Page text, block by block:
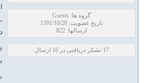
گروه ها: Guests
تاریخ عضویت: 1391/10/20
ارسالها: 822
17 تشکر دریافتی در 16 ارسال